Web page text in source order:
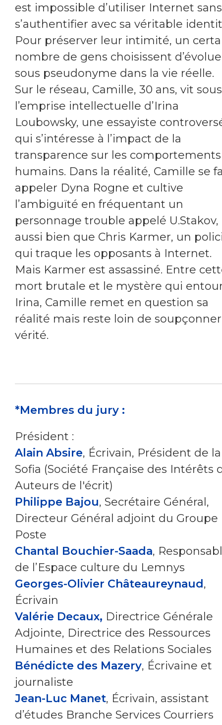
est impossible d’utiliser Internet sans
s’authentifier avec sa véritable
Pour préserver leur intimité, un
nombre de gens choisissent
sous pseudonyme dans la vie réelle.
Sur le réseau, Camille, 30 ans, vit sous
l’emprise intellectuelle d’Irina
Loubowsky, une essayiste
qui s’intéresse à l’impact de la
transparence sur les comportements
humains. Dans la réalité, Camille se
appeler Dyna Rogne et cultive
l’ambiguïté en fréquentant un
personnage trouble appelé U.Stakov,
aussi bien que Chris Karmer, un
qui traque les opposants à Internet.
Mais Karmer est assassiné. Entre
mort brutale et le mystère qui
Irina, Camille remet en question sa
réalité mais reste loin de
vérité.
*Membres du jury :
Président :
Alain Absire, Écrivain, Président de la
Sofia (Société Française des Intérêts
Auteurs de l'écrit)
Philippe Bajou, Secrétaire Général,
Directeur Général adjoint du Groupe
Poste
Chantal Bouchier-Saada,
de l’Espace culture du Lemnys
Georges-Olivier Châteaureynaud,
Écrivain
Valérie Decaux, Directrice Générale
Adjointe, Directrice des Ressources
Humaines et des Relations Sociales
Bénédicte des Mazery, Écrivaine et
journaliste
Jean-Luc Manet, Écrivain, assistant
d’études Branche Services Courriers